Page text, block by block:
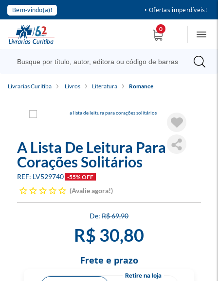
Bem-vindo(a)! • Ofertas imperdíveis!
0
Livrarias Curitiba Livros Literatura Romance
A Lista De Leitura Para
Corações Solitários
LV529740 -55% OFF
Avalie agora!
R$ 69,90
R$ 30,80
Frete e prazo